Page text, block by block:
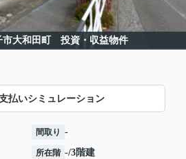
市大和田町 投資・収益物件
払いシミュレーション
間取り -
所在階 -/3階建